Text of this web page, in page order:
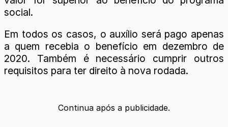
social.
Em todos os casos, o auxílio será pago apenas
a quem recebia o benefício em dezembro de
2020. Também é necessário cumprir outros
requisitos para ter direito à nova rodada.
Continua após a publicidade.